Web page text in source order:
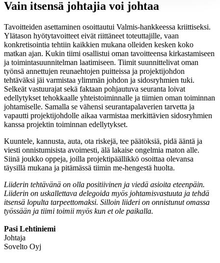
Vain itsensä johtajia voi johtaa
Tavoitteiden asettaminen osoittautui Valmis-hankkeessa kriittiseksi.
Ylätason hyötytavoitteet eivät riittäneet toteuttajille, vaan
konkretisointia tehtiin kaikkien mukana olleiden kesken koko
matkan ajan. Kukin tiimi osallistui oman tavoitteensa kirkastamiseen
ja toimintasuunnitelman laatimiseen. Tiimit suunnittelivat oman
työnsä annettujen reunaehtojen puitteissa ja projektijohdon
tehtäväksi jäi varmistaa ylimmän johdon ja sidosryhmien tuki.
Selkeät vastuurajat sekä faktaan pohjautuva seuranta loivat
edellytykset tehokkaalle yhteistoiminnalle ja tiimien oman toiminnan
johtamiselle. Samalla se vähensi seurantapalaverien tarvetta ja
vapautti projektijohdolle aikaa varmistaa merkittävien sidosryhmien
kanssa projektin toiminnan edellytykset.
Kuuntele, kannusta, auta, ota riskejä, tee päätöksiä, pidä ääntä ja
viesti onnistumisista avoimesti, älä lakaise ongelmia maton alle.
Siinä joukko oppeja, joilla projektipäällikkö osoittaa olevansa
täysillä mukana ja pitämässä tiimin me-hengestä huolta.
Liiderin tehtävänä on olla positiivinen ja viedä asioita eteenpäin.
Liiderin on uskallettava delegoida myös johtamisvastuuta ja tehdä
itsensä lopulta tarpeettomaksi. Silloin liideri on onnistunut omassa
työssään ja tiimi toimii myös kun et ole paikalla.
Pasi Lehtiniemi
Johtaja
Sovelto Oyj